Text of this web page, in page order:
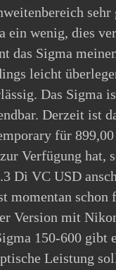
ein wenig, dies
das Sigma
leicht
Das Sigma
Derzeit ist
für
Verfügung hat,
Di VC USD
momentan schon
Version mit
150-600 gibt
Leistung